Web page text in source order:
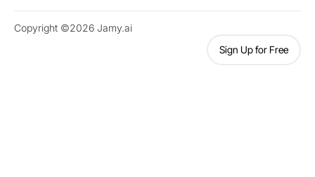
Copyright ©2026 Jamy.ai
Sign Up for Free